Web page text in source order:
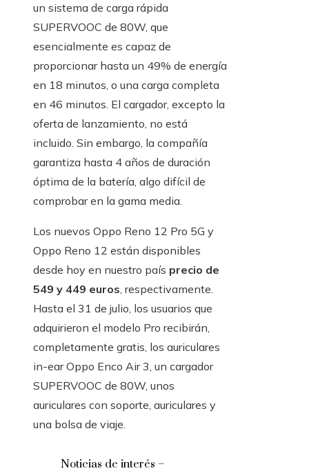
un sistema de carga rápida
SUPERVOOC de 80W, que
esencialmente es capaz de
proporcionar hasta un 49% de energía
en 18 minutos, o una carga completa
en 46 minutos. El cargador, excepto la
oferta de lanzamiento, no está
incluido. Sin embargo, la compañía
garantiza hasta 4 años de duración
óptima de la batería, algo difícil de
comprobar en la gama media.
Los nuevos Oppo Reno 12 Pro 5G y
Oppo Reno 12 están disponibles
desde hoy en nuestro país precio de
549 y 449 euros, respectivamente.
Hasta el 31 de julio, los usuarios que
adquirieron el modelo Pro recibirán,
completamente gratis, los auriculares
in-ear Oppo Enco Air 3, un cargador
SUPERVOOC de 80W, unos
auriculares con soporte, auriculares y
una bolsa de viaje.
Noticias de interés –